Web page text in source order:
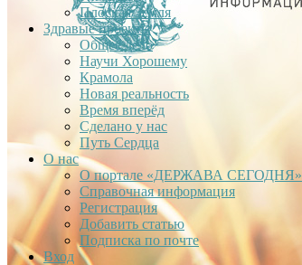
Плоская Земля
Здравые проекты
Общее дело
Научи Хорошему
Крамола
Новая реальность
Время вперёд
Сделано у нас
Путь Сердца
О нас
О портале «ДЕРЖАВА СЕГОДНЯ»
Справочная информация
Регистрация
Добавить статью
Подписка по почте
Вход